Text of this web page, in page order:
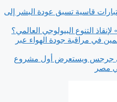
قاسية تسبق عودة البشر إلى
التنوع البيولوجي العالمي؟
في مراقبة جودة الهواء عبر
جرجس ويستعرض أول مشروع
مصر